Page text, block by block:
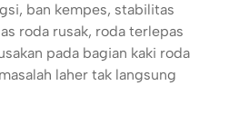
ban kempes, stabilitas
roda rusak, roda terlepas
pada bagian kaki roda
laher tak langsung